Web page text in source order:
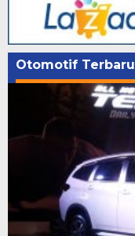
Otomotif Terbaru